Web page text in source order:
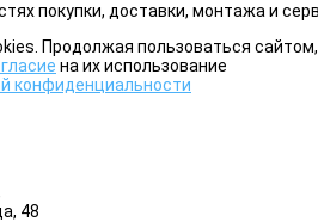
покупки, доставки, монтажа и
Продолжая пользоваться сайтом,
на их использование
конфиденциальности
48